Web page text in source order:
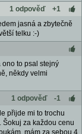
1 odpověď
+1
jasná a zbytečně
telku :-)
ono to psal stejný
někdy velmi
1 odpověď
-1
přijde mi to trochu
Šokuj za každou cenu
mám za sebou 4